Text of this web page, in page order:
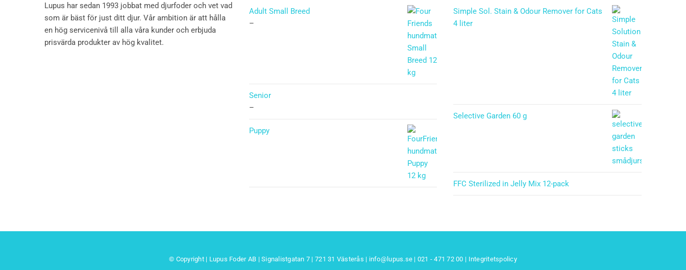
Lupus har sedan 1993 jobbat med djurfoder och vet vad
som är bäst för just ditt djur. Vår ambition är att hålla
en hög servicenivå till alla våra kunder och erbjuda
prisvärda produkter av hög kvalitet.
Adult Small Breed
–
Senior
–
Puppy
Simple Sol. Stain & Odour Remover for Cats
4 liter
Selective Garden 60 g
FFC Sterilized in Jelly Mix 12-pack
© Copyright | Lupus Foder AB | Signalistgatan 7 | 721 31 Västerås | info@lupus.se | 021 - 471 72 00 | Integritetspolicy